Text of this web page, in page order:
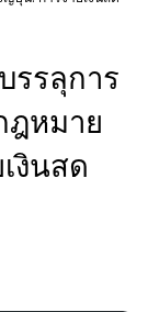
รรลุการ
หมาย
งินสด